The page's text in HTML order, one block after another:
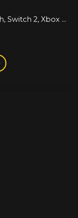
PC, PlayStation 4, PlayStation 5, Switch, Switch 2, Xbox Series